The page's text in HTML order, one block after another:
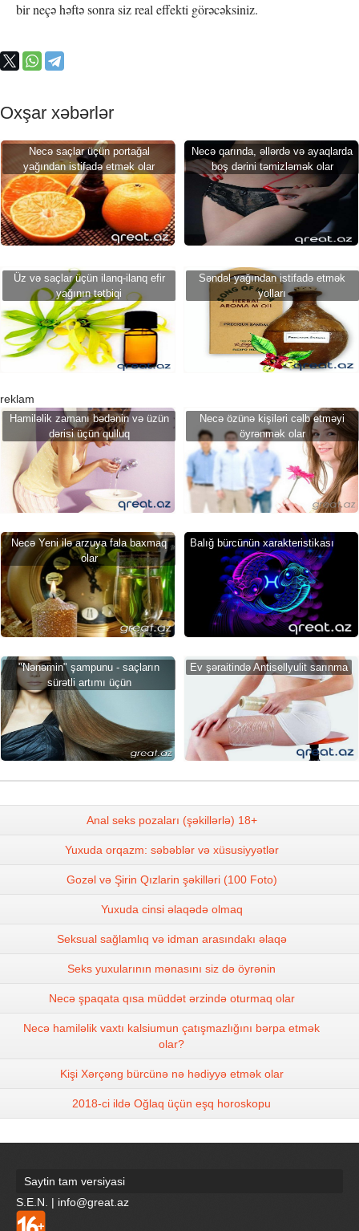
bir neçə həftə sonra siz real effekti görəcəksiniz.
Oxşar xəbərlər
Necə saçlar üçün portağal
yağından istifadə etmək olar
Necə qarında, əllərdə və ayaqlarda
boş dərini təmizləmək olar
Üz və saçlar üçün ilanq-ilanq efir
yağının tətbiqi
Səndəl yağından istifadə etmək
yolları
reklam
Hamiləlik zamanı bədənin və üzün
dərisi üçün qulluq
Necə özünə kişiləri cəlb etməyi
öyrənmək olar
Necə Yeni ilə arzuya fala baxmaq
olar
Balığ bürcünün xarakteristikası
"Nənəmin" şampunu - saçların
sürətli artımı üçün
Ev şəraitində Antisellyulit sarınma
Anal seks pozaları (şəkillərlə) 18+
Yuxuda orqazm: səbəblər və xüsusiyyətlər
Gozəl və Şirin Qızlarin şəkilləri (100 Foto)
Yuxuda cinsi əlaqədə olmaq
Seksual sağlamlıq və idman arasındakı əlaqə
Seks yuxularının mənasını siz də öyrənin
Necə şpaqata qısa müddət ərzində oturmaq olar
Necə hamiləlik vaxtı kalsiumun çatışmazlığını bərpa etmək
olar?
Kişi Xərçəng bürcünə nə hədiyyə etmək olar
2018-ci ildə Oğlaq üçün eşq horoskopu
Saytin tam versiyasi
S.E.N. | info@great.az